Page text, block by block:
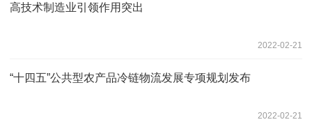
高技术制造业引领作用突出
2022-02-21
“十四五”公共型农产品冷链物流发展专项规划发布
2022-02-21